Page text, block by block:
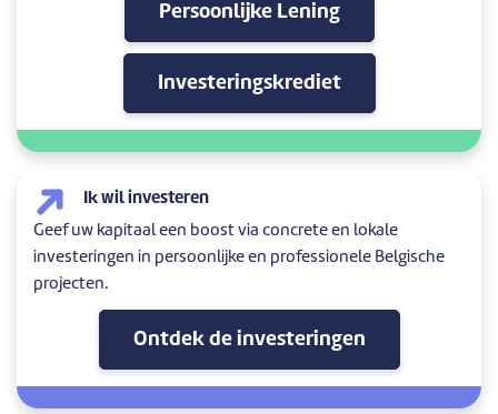
Persoonlijke Lening
Investeringskrediet
Ik wil investeren
Geef uw kapitaal een boost via concrete en lokale
investeringen in persoonlijke en professionele Belgische
projecten.
Ontdek de investeringen